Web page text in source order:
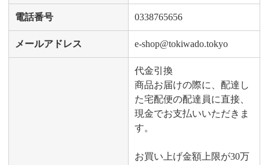
電話番号 0338765656
メールアドレス e-shop@tokiwado.tokyo
代金引換
商品お届けの際に、配達し
た宅配便の配達員に直接、
現金でお支払いいただきま
す。
お買い上げ金額上限が30万